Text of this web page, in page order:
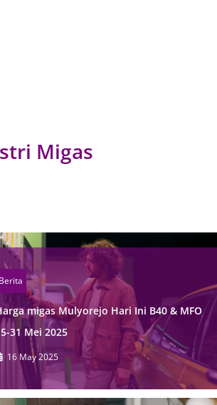
Migas
Berita
migas Mulyorejo Hari Ini B40 & MFO
31 Mei 2025
16 May 2025